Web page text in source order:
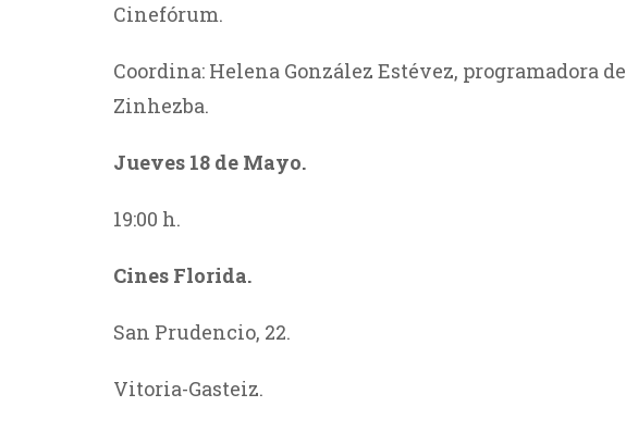
Cinefórum.
Coordina: Helena González Estévez, programadora de
Zinhezba.
Jueves 18 de Mayo.
19:00 h.
Cines Florida.
San Prudencio, 22.
Vitoria-Gasteiz.